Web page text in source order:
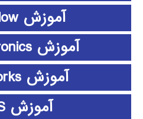
آموزش ShowFlow
آموزش SimElectronics
آموزش SolidWorks
آموزش SPSS